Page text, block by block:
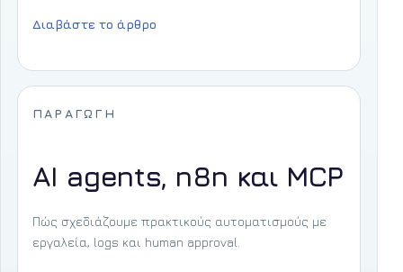
Διαβάστε το άρθρο
ΠΑΡΑΓΩΓΉ
AI agents, n8n και MCP
Πώς σχεδιάζουμε πρακτικούς αυτοματισμούς με
εργαλεία, logs και human approval.